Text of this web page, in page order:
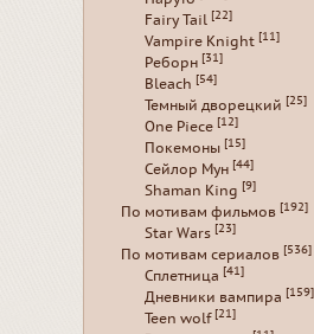
Fairy Tail [22]
Vampire Knight [11]
Реборн [31]
Bleach [54]
Темный дворецкий [25]
One Piece [12]
Покемоны [15]
Сейлор Мун [44]
Shaman King [9]
По мотивам фильмов [192]
Star Wars [23]
По мотивам сериалов [536]
Сплетница [41]
Дневники вампира [159]
Teen wolf [21]